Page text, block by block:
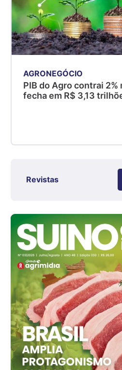
R$ 5,04
kg
Suíno - Estadual
PR
R$ 4,51
Suíno - Estadual
SC
RS
Ovo Branco - Regional
Ovo Branco - Regional
Branco
R$ 145,34
cx
Ovo Vermelho - Regional
Grande São Paulo (SP)
R$ 155,59
cx
Ovo Vermelho - Regional
Vermelho
R$ 159,31
AGRONEGÓCIO
PIB do Agro contrai 2%
fecha em R$ 3,13
Revistas